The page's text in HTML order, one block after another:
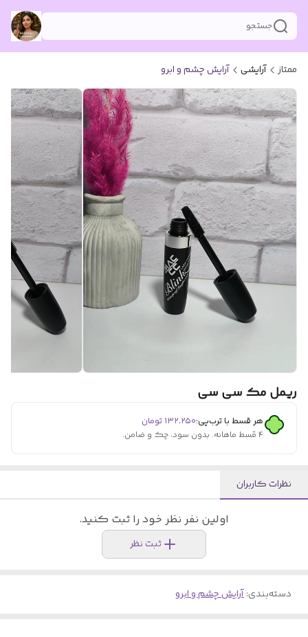
جستجو
ممتاز آرایشی آرایش چشم و ابرو
ریمل مک سی سی
هر قسط با ترب‌پی:۱۳۲٬۲۵۰ تومان
۴ قسط ماهانه. بدون سود، چک و ضامن.
نظرات کاربران
اولین نفر نظر خود را ثبت کنید.
ثبت نظر
دسته‌بندی:آرایش چشم و ابرو